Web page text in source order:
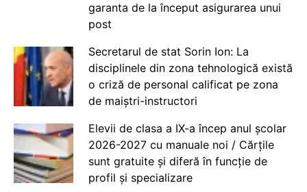
garanta de la început asigurarea unui
post
Secretarul de stat Sorin Ion: La
disciplinele din zona tehnologică există
o criză de personal calificat pe zona
de maiștri-instructori
Elevii de clasa a IX-a încep anul școlar
2026-2027 cu manuale noi / Cărțile
sunt gratuite și diferă în funcție de
profil și specializare